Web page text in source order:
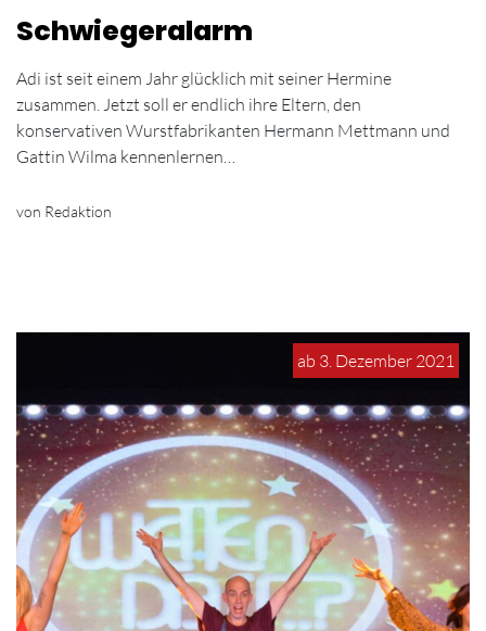
Schwiegeralarm
Adi ist seit einem Jahr glücklich mit seiner Hermine
zusammen. Jetzt soll er endlich ihre Eltern, den
konservativen Wurstfabrikanten Hermann Mettmann und
Gattin Wilma kennenlernen…
von Redaktion
ab 3. Dezember 2021